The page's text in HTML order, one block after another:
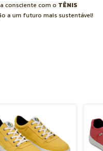
consciente com o TÊNIS
a um futuro mais sustentável!